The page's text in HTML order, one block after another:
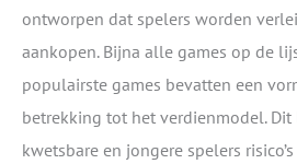
ontworpen dat spelers worden
aankopen. Bijna alle games op de
populairste games bevatten een
betrekking tot het verdienmodel.
kwetsbare en jongere spelers